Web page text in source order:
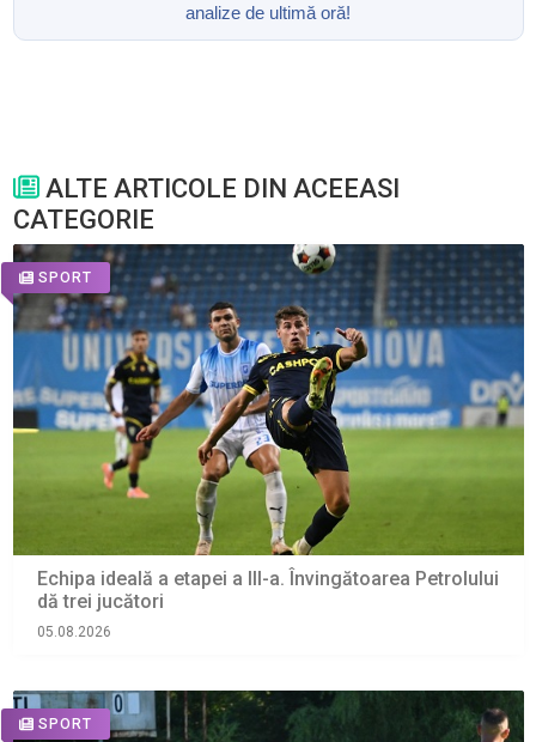
analize de ultimă oră!
ALTE ARTICOLE DIN ACEEASI
CATEGORIE
SPORT
Echipa ideală a etapei a III-a. Învingătoarea Petrolului
dă trei jucători
05.08.2026
SPORT